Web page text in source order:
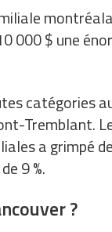
000 $ une
catégories
Tremblant.
a grimpé
9 %.
?